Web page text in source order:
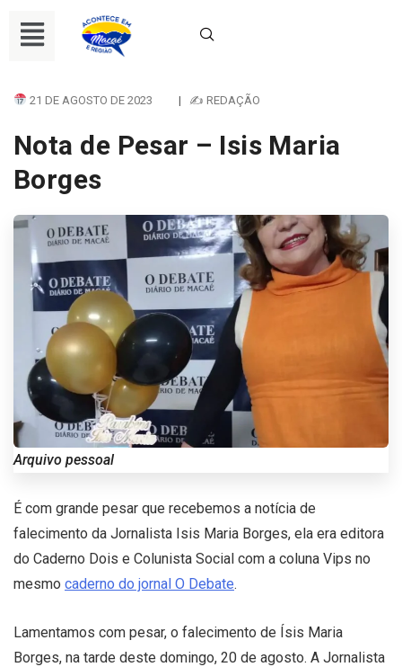
21 DE AGOSTO DE 2023 | ✍ REDAÇÃO
Nota de Pesar – Isis Maria
Borges
Arquivo pessoal
É com grande pesar que recebemos a notícia de
falecimento da Jornalista Isis Maria Borges, ela era editora
do Caderno Dois e Colunista Social com a coluna Vips no
mesmo caderno do jornal O Debate.
Lamentamos com pesar, o falecimento de Ísis Maria
Borges, na tarde deste domingo, 20 de agosto. A Jornalista